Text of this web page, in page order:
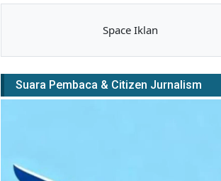
Space Iklan
Suara Pembaca & Citizen Jurnalism